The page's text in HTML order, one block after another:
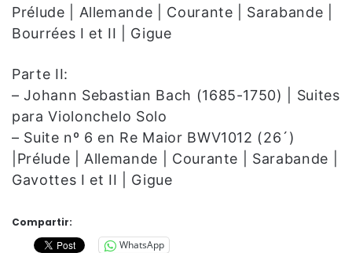
Prélude | Allemande | Courante | Sarabande |
Bourrées I et II | Gigue
Parte II:
– Johann Sebastian Bach (1685-1750) | Suites
para Violonchelo Solo
– Suite nº 6 en Re Maior BWV1012 (26´)
|Prélude | Allemande | Courante | Sarabande |
Gavottes I et II | Gigue
Compartir:
WhatsApp